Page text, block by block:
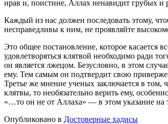
нрав и, поистине, Аллах ненавидит грубых
Каждый из нас должен последовать этому,
несправедливы к ним, не проявляйте
Это общее постановление, которое касается
удовлетворяться клятвой необходимо ради
он является лжецом. Безусловно, в этом
ему. Тем самым он подтвердит свою
Третье же мнение ученых заключается в том,
клятвы, то необязательно верить ему,
«…то он не от Аллаха» — в этом указание на
Опубликовано в Достоверные хадисы